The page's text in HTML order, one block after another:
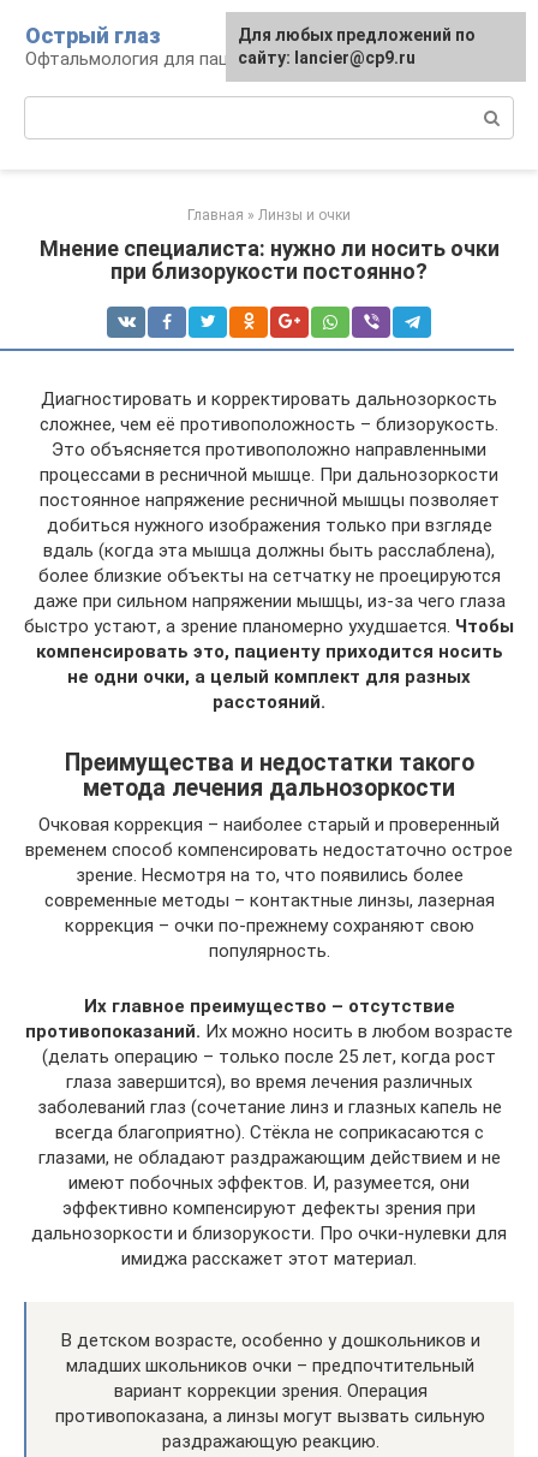
контенту
Острый глаз
Офтальмология для пациента
Главная » Линзы и очки
Мнение специалиста: нужно ли носить очки
при близорукости постоянно?
Диагностировать и корректировать дальнозоркость
сложнее, чем её противоположность – близорукость.
Это объясняется противоположно направленными
процессами в ресничной мышце. При дальнозоркости
постоянное напряжение ресничной мышцы позволяет
добиться нужного изображения только при взгляде
вдаль (когда эта мышца должны быть расслаблена),
более близкие объекты на сетчатку не проецируются
даже при сильном напряжении мышцы, из-за чего глаза
быстро устают, а зрение планомерно ухудшается. Чтобы
компенсировать это, пациенту приходится носить
не одни очки, а целый комплект для разных
расстояний.
Преимущества и недостатки такого
метода лечения дальнозоркости
Очковая коррекция – наиболее старый и проверенный
временем способ компенсировать недостаточно острое
зрение. Несмотря на то, что появились более
современные методы – контактные линзы, лазерная
коррекция – очки по-прежнему сохраняют свою
популярность.
Их главное преимущество – отсутствие
противопоказаний. Их можно носить в любом возрасте
(делать операцию – только после 25 лет, когда рост
глаза завершится), во время лечения различных
заболеваний глаз (сочетание линз и глазных капель не
всегда благоприятно). Стёкла не соприкасаются с
глазами, не обладают раздражающим действием и не
имеют побочных эффектов. И, разумеется, они
эффективно компенсируют дефекты зрения при
дальнозоркости и близорукости. Про очки-нулевки для
имиджа расскажет этот материал.
В детском возрасте, особенно у дошкольников и
младших школьников очки – предпочтительный
вариант коррекции зрения. Операция
противопоказана, а линзы могут вызвать сильную
раздражающую реакцию.
Для любых предложений по
сайту: lancier@cp9.ru